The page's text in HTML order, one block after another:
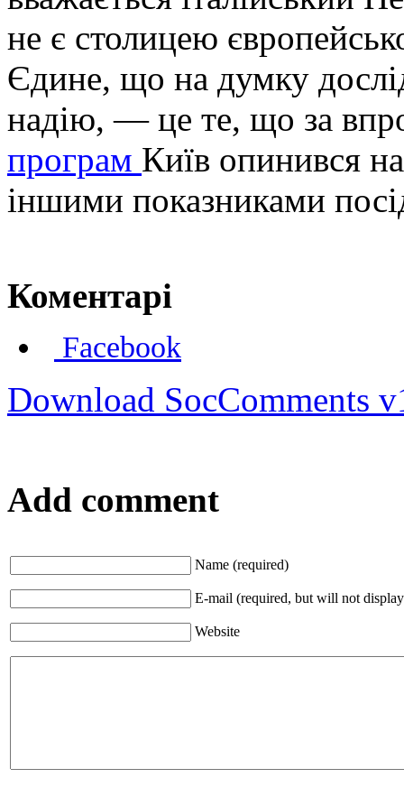
не є столицею
Єдине, що на думку
надію, — це те, що за
програм Київ опинився
іншими показниками
Коментарі
Facebook
Download SocComments
Add comment
Name (required)
E-mail (required, but will not
Website